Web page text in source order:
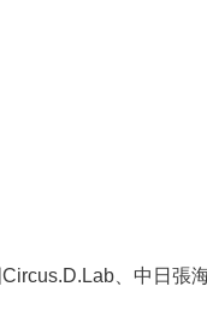
Circus.D.Lab、中日張